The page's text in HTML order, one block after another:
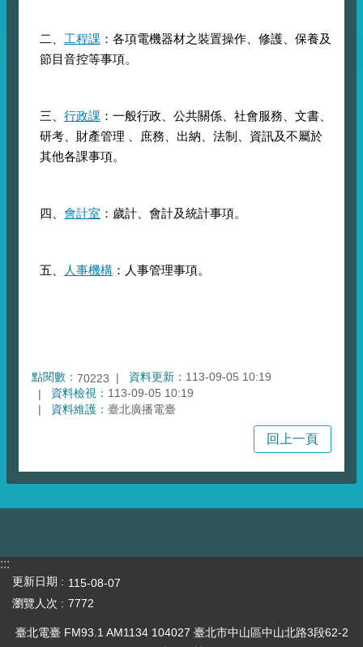
二、 工程課 ：各項電機器材之裝置操作、修護、保養及
節目音控等事項。
三、 行政課 ：一般行政、公共關係、社會服務、文書、
研考、財產管理 、庶務、出納、法制、資訊及不屬於
其他各課事項。
四、 會計室 ：歲計、會計及統計事項。
五、 人事機構 ：人事管理事項。
點閱數： 70223 資料更新： 113-09-05 10:19
資料檢視： 113-09-05 10:19
資料維護： 臺北廣播電臺
回上一頁
:::
更新日期
115-08-07
瀏覽人次
7772
臺北電臺 FM93.1 AM1134 104027 臺北市中山區中山北路3段62-2